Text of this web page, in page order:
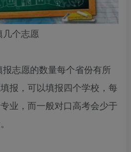
个志愿
愿的数量每个省份有所
报，可以填报四个学校，每
业，而一般对口高考会少于